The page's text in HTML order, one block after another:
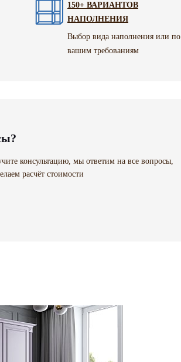
150+ ВАРИАНТОВ
НАПОЛНЕНИЯ
Выбор вида наполнения или по
вашим требованиям
консультацию, мы ответим на все вопросы,
расчёт стоимости